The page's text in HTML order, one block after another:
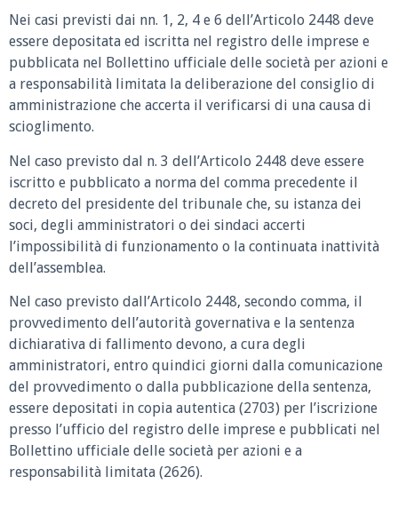
Nei casi previsti dai nn. 1, 2, 4 e 6 dell’Articolo 2448 deve
essere depositata ed iscritta nel registro delle imprese e
pubblicata nel Bollettino ufficiale delle società per azioni e
a responsabilità limitata la deliberazione del consiglio di
amministrazione che accerta il verificarsi di una causa di
scioglimento.
Nel caso previsto dal n. 3 dell’Articolo 2448 deve essere
iscritto e pubblicato a norma del comma precedente il
decreto del presidente del tribunale che, su istanza dei
soci, degli amministratori o dei sindaci accerti
l’impossibilità di funzionamento o la continuata inattività
dell’assemblea.
Nel caso previsto dall’Articolo 2448, secondo comma, il
provvedimento dell’autorità governativa e la sentenza
dichiarativa di fallimento devono, a cura degli
amministratori, entro quindici giorni dalla comunicazione
del provvedimento o dalla pubblicazione della sentenza,
essere depositati in copia autentica (2703) per l’iscrizione
presso l’ufficio del registro delle imprese e pubblicati nel
Bollettino ufficiale delle società per azioni e a
responsabilità limitata (2626).